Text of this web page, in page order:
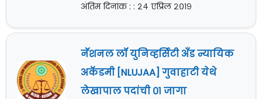
अंतिम दिनांक : : २४ एप्रिल २०१९
नॅशनल लॉ युनिव्हर्सिटी अँड न्यायिक
अकॅडमी [NLUJAA] गुवाहाटी येथे
लेखापाल पदांची ०१ जागा